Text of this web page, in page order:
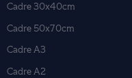
Cadre 30x40cm
Cadre 50x70cm
Cadre A3
Cadre A2